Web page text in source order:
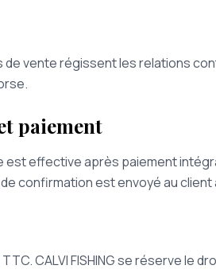
vente régissent les relations
paiement
effective après paiement
confirmation est envoyé au
CALVI FISHING se réserve le